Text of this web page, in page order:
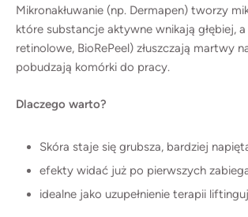
Mikronakłuwanie (np. Dermapen) tworzy
które substancje aktywne wnikają głębiej,
retinolowe, BioRePeel) złuszczają martwy
pobudzają komórki do pracy.
Dlaczego warto?
Skóra staje się grubsza, bardziej
efekty widać już po pierwszych
idealne jako uzupełnienie terapii